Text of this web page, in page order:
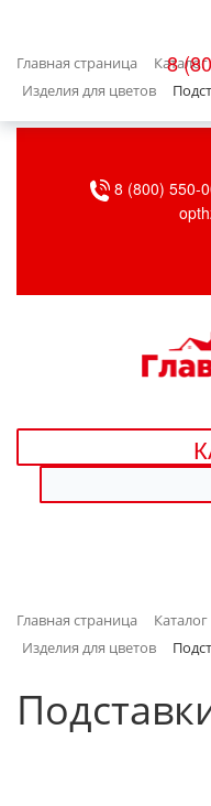
8
Главная страница Каталог
Изделия для цветов
БЫТОВАЯ ТЕХНИКА
ВЕНТИЛЯЦИЯ
ДАЧА, САД И ОГОРОД
ДЕТСКИЕ ТОВАРЫ
ИНТЕРЬЕР
8 (800) 550-
Главная страница Каталог
Изделия для цветов